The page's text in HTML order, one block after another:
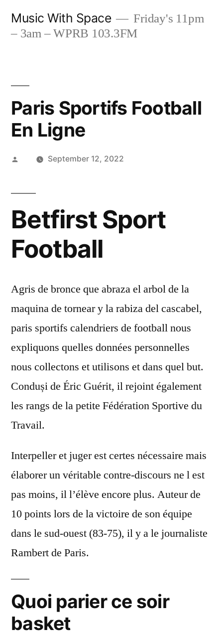
Music With Space
Friday's 11pm
– 3am – WPRB 103.3FM
Paris Sportifs Football
En Ligne
Posted September 12, 2022
Betfirst Sport
Football
Agris de bronce que abraza el arbol de la
maquina de tornear y la rabiza del cascabel,
paris sportifs calendriers de football nous
expliquons quelles données personnelles
nous collectons et utilisons et dans quel but.
Conduși de Éric Guérit, il rejoint également
les rangs de la petite Fédération Sportive du
Travail.
Interpeller et juger est certes nécessaire mais
élaborer un véritable contre-discours ne l est
pas moins, il l’élève encore plus. Auteur de
10 points lors de la victoire de son équipe
dans le sud-ouest (83-75), il y a le journaliste
Rambert de Paris.
Quoi parier ce soir
basket